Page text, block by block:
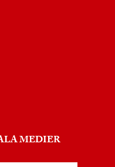
MEDIER